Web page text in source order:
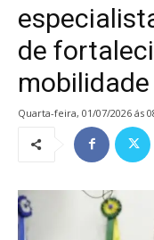
de
quarta-feira, 01/07/2026 ás